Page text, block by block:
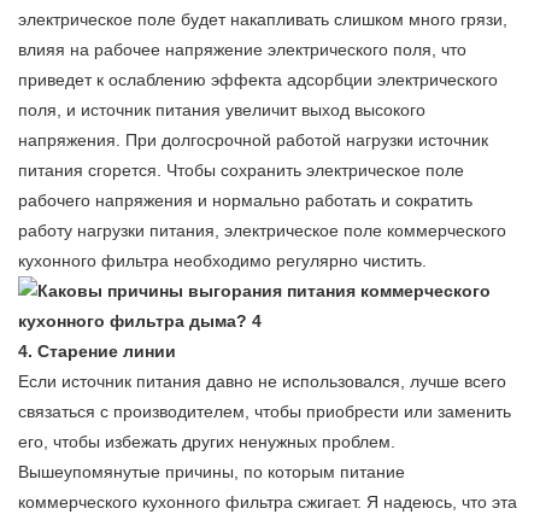
электрическое поле будет накапливать слишком много грязи,
влияя на рабочее напряжение электрического поля, что
приведет к ослаблению эффекта адсорбции электрического
поля, и источник питания увеличит выход высокого
напряжения. При долгосрочной работой нагрузки источник
питания сгорется. Чтобы сохранить электрическое поле
рабочего напряжения и нормально работать и сократить
работу нагрузки питания, электрическое поле коммерческого
кухонного фильтра необходимо регулярно чистить.
4. Старение линии
Если источник питания давно не использовался, лучше всего
связаться с производителем, чтобы приобрести или заменить
его, чтобы избежать других ненужных проблем.
Вышеупомянутые причины, по которым питание
коммерческого кухонного фильтра сжигает. Я надеюсь, что эта